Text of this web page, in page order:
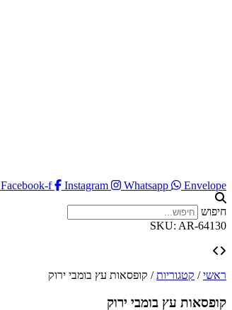
Facebook-f Instagram Whatsapp Envelope
חיפוש
SKU: AR-64130
ראשי/ קטגוריות/ קופסאות עץ בומבי ירוק
קופסאות עץ בומבי ירוק